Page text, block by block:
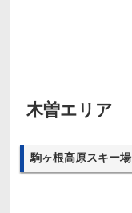
木曽エリア
駒ヶ根高原スキー場